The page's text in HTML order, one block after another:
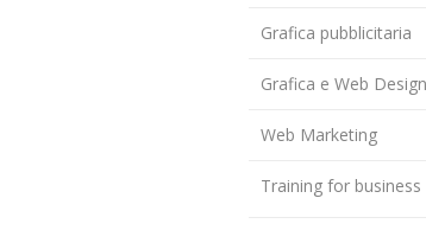
Grafica pubblicitaria
Grafica e Web Design
Web Marketing
Training for business